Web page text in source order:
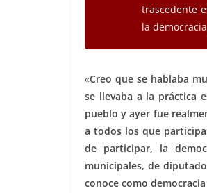
trascedente
la
«Creo que se hablaba
se llevaba a la práctica
pueblo y ayer fue
a todos los que
de participar, la
municipales, de
conoce como